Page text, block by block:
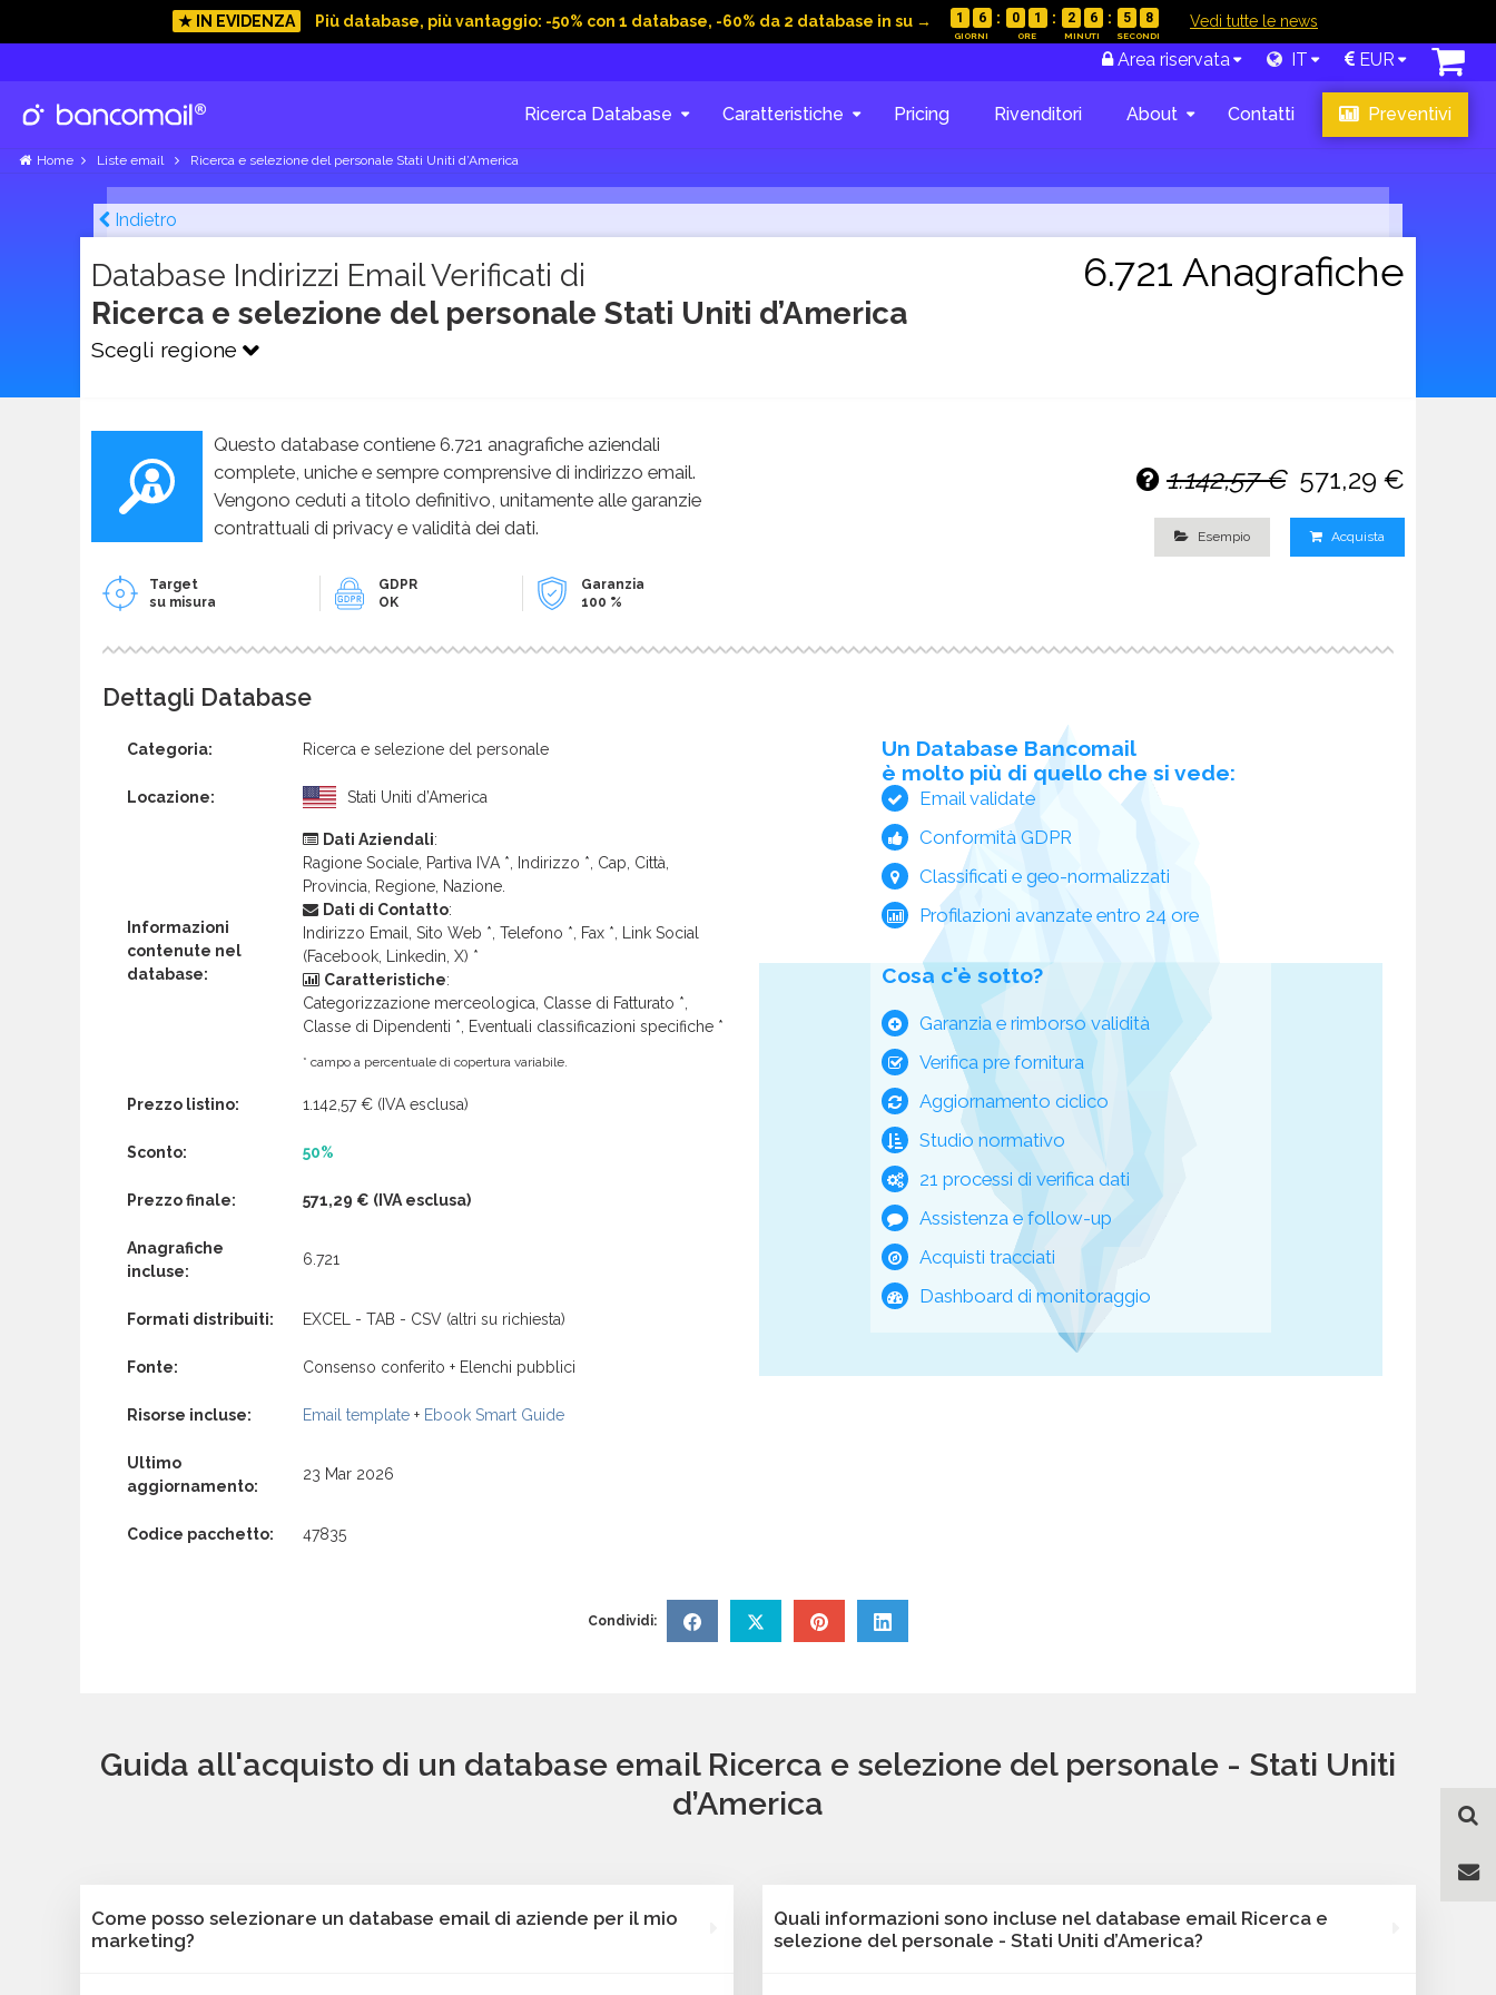
★ IN EVIDENZA Più database, più vantaggio: -50% con 1 database, -60% da 2 database in su → 1 6 0 1 2 6 5 7 Vedi tutte le news
Area riservata IT EUR
Ricerca Database Caratteristiche Pricing Rivenditori About Contatti Preventivi
Home Liste email Ricerca e selezione del personale Stati Uniti d’America
Indietro
Database Indirizzi Email Verificati di
Ricerca e selezione del personale Stati Uniti d’America
Scegli regione
6.721 Anagrafiche
Questo database contiene 6.721 anagrafiche aziendali
complete, uniche e sempre comprensive di indirizzo email.
Vengono ceduti a titolo definitivo, unitamente alle garanzie
contrattuali di privacy e validità dei dati.
Target
su misura
GDPR
OK
Garanzia
100 %
1.142,57 € 571,29 €
Esempio Acquista
Dettagli Database
Categoria: Ricerca e selezione del personale
Locazione: Stati Uniti d’America
Informazioni
contenute nel
database:
Dati Aziendali:
Ragione Sociale, Partiva IVA *, Indirizzo *, Cap, Città,
Provincia, Regione, Nazione.
Dati di Contatto:
Indirizzo Email, Sito Web *, Telefono *, Fax *, Link Social
(Facebook, Linkedin, X) *
Caratteristiche:
Categorizzazione merceologica, Classe di Fatturato *,
Classe di Dipendenti *, Eventuali classificazioni specifiche *
* campo a percentuale di copertura variabile.
Prezzo listino: 1.142,57 € (IVA esclusa)
Sconto: 50%
Prezzo finale: 571,29 € (IVA esclusa)
Anagrafiche
incluse:
6.721
Formati distribuiti: EXCEL - TAB - CSV (altri su richiesta)
Fonte: Consenso conferito + Elenchi pubblici
Risorse incluse: Email template + Ebook Smart Guide
Ultimo
aggiornamento:
23 Mar 2026
Codice pacchetto: 47835
Un Database Bancomail
è molto più di quello che si vede:
Email validate
Conformità GDPR
Classificati e geo-normalizzati
Profilazioni avanzate entro 24 ore
Cosa c'è sotto?
Garanzia e rimborso validità
Verifica pre fornitura
Aggiornamento ciclico
Studio normativo
21 processi di verifica dati
Assistenza e follow-up
Acquisti tracciati
Dashboard di monitoraggio
Condividi:
Guida all'acquisto di un database email Ricerca e selezione del personale - Stati Uniti
d’America
Come posso selezionare un database email di aziende per il mio
marketing?
Quali informazioni sono incluse nel database email Ricerca e
selezione del personale - Stati Uniti d’America?